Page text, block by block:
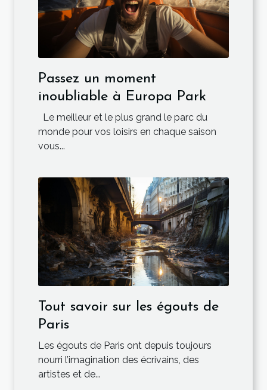
Passez un moment
inoubliable à Europa Park
Le meilleur et le plus grand le parc du
monde pour vos loisirs en chaque saison
vous...
Tout savoir sur les égouts de
Paris
Les égouts de Paris ont depuis toujours
nourri l’imagination des écrivains, des
artistes et de...